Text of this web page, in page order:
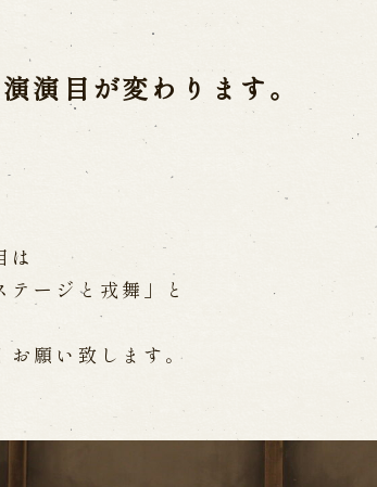
み」
よくあるご質問
メール
お電話でお問い合わせ
予約
WEB予約 メールフォー
求人情報
演目が変わります。
は
ージと戎舞」と
お願い致します。